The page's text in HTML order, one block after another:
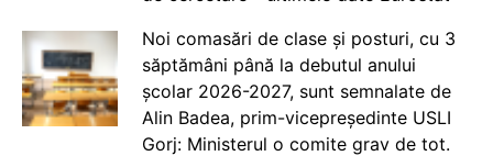
Noi comasări de clase și posturi, cu 3
săptămâni până la debutul anului
școlar 2026-2027, sunt semnalate de
Alin Badea, prim-vicepreședinte USLI
Gorj: Ministerul o comite grav de tot.